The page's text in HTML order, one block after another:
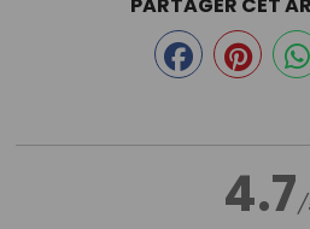
4.7/